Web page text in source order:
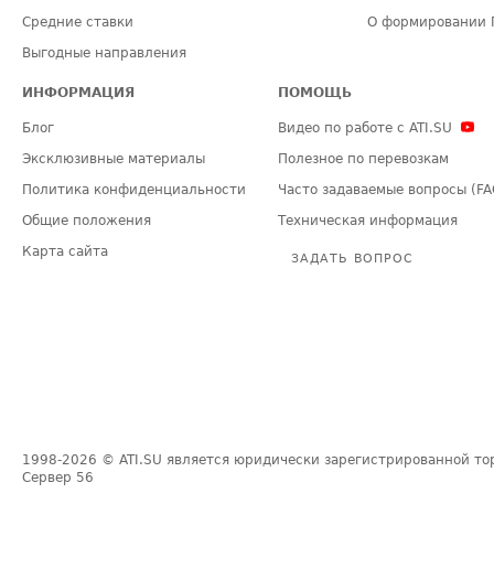
Средние ставки
Выгодные направления
О формировании
ИНФОРМАЦИЯ
Блог
Эксклюзивные материалы
Политика конфиденциальности
Общие положения
Карта сайта
ПОМОЩЬ
Видео по работе с ATI.SU
Полезное по перевозкам
Часто задаваемые вопросы
Техническая информация
ЗАДАТЬ ВОПРОС
1998-2026 © ATI.SU является юридически зарегистрированной
Сервер 56